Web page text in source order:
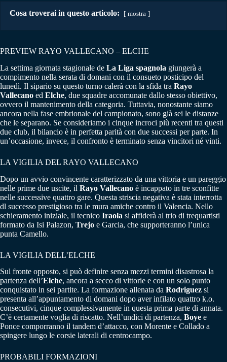
Cosa troverai in questo articolo: mostra
PREVIEW RAYO VALLECANO – ELCHE
La settima giornata stagionale de La Liga spagnola giungerà a
compimento nella serata di domani con il consueto posticipo del
lunedì. Il sipario su questo turno calerà con la sfida tra Rayo
Vallecano ed Elche, due squadre accomunate dallo stesso obiettivo,
ovvero il mantenimento della categoria. Tuttavia, nonostante siamo
ancora nella fase embrionale del campionato, sono già sei le distanze
che le separano. Se consideriamo i cinque incroci più recenti tra questi
due club, il bilancio è in perfetta parità con due successi per parte. In
un’occasione, invece, il confronto è terminato senza vincitori né vinti.
LA VIGILIA DEL RAYO VALLECANO
Dopo un avvio convincente caratterizzato da una vittoria e un pareggio
nelle prime due uscite, il Rayo Vallecano è incappato in tre sconfitte
nelle successive quattro gare. Questa striscia negativa è stata interrotta
dl successo prestigioso tra le mura amiche contro il Valencia. Nello
schieramento iniziale, il tecnico Iraola si affiderà al trio di trequartisti
formato da Isi Palazon, Trejo e Garcia, che supporteranno l’unica
punta Camello.
LA VIGILIA DELL’ELCHE
Sul fronte opposto, si può definire senza mezzi termini disastrosa la
partenza dell’Elche, ancora a secco di vittorie e con un solo punto
conquistato in sei partite. La formazione allenata da Rodriguez si
presenta all’appuntamento di domani dopo aver infilato quattro k.o.
consecutivi, cinque complessivamente in questa prima parte di annata.
C’è certamente voglia di riscatto. Nell’undici di partenza, Boye e
Ponce comporranno il tandem d’attacco, con Morente e Collado a
spingere lungo le corsie laterali di centrocampo.
PROBABILI FORMAZIONI